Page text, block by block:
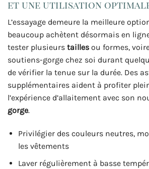
et une utilisation
L’essayage demeure la meilleure
beaucoup achètent désormais en
tester plusieurs tailles ou formes,
soutiens-gorge chez soi durant
de vérifier la tenue sur la durée. Des
supplémentaires aident à profiter
l’expérience d’allaitement avec son
gorge.
Privilégier des couleurs neutres,
les vêtements
Laver régulièrement à basse